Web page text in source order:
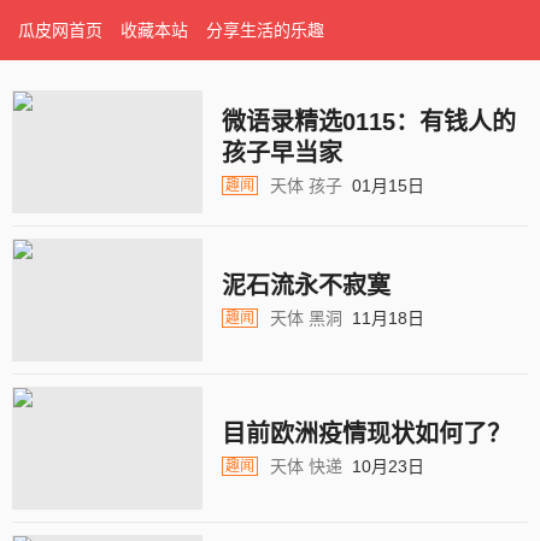
瓜皮网首页 收藏本站 分享生活的乐趣
微语录精选0115：有钱人的
孩子早当家
趣闻 天体 孩子 01月15日
泥石流永不寂寞
趣闻 天体 黑洞 11月18日
目前欧洲疫情现状如何了？
趣闻 天体 快递 10月23日